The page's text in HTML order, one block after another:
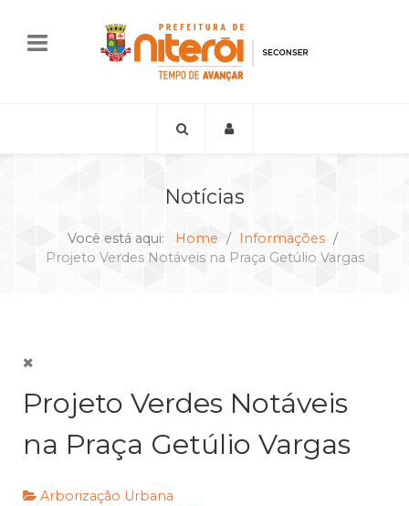
Notícias
Você está aqui: Home
Informações
Projeto Verdes Notáveis na Praça Getúlio Vargas
Projeto Verdes Notáveis
na Praça Getúlio Vargas
Arborização Urbana